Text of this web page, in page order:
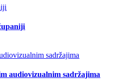
audiovizualnim sadržajima